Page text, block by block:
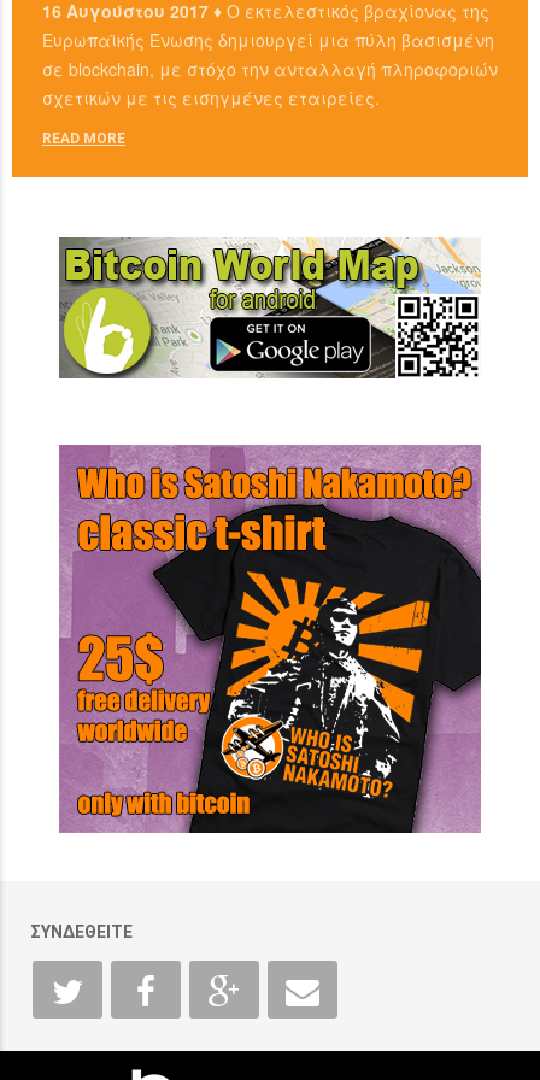
16 Αυγούστου 2017 ♦ Ο εκτελεστικός βραχίονας της
Ευρωπαϊκής Ένωσης δημιουργεί μια πύλη βασισμένη
σε blockchain, με στόχο την ανταλλαγή πληροφοριών
σχετικών με τις εισηγμένες εταιρείες.
READ MORE
ΣΥΝΔΕΘΕΙΤΕ